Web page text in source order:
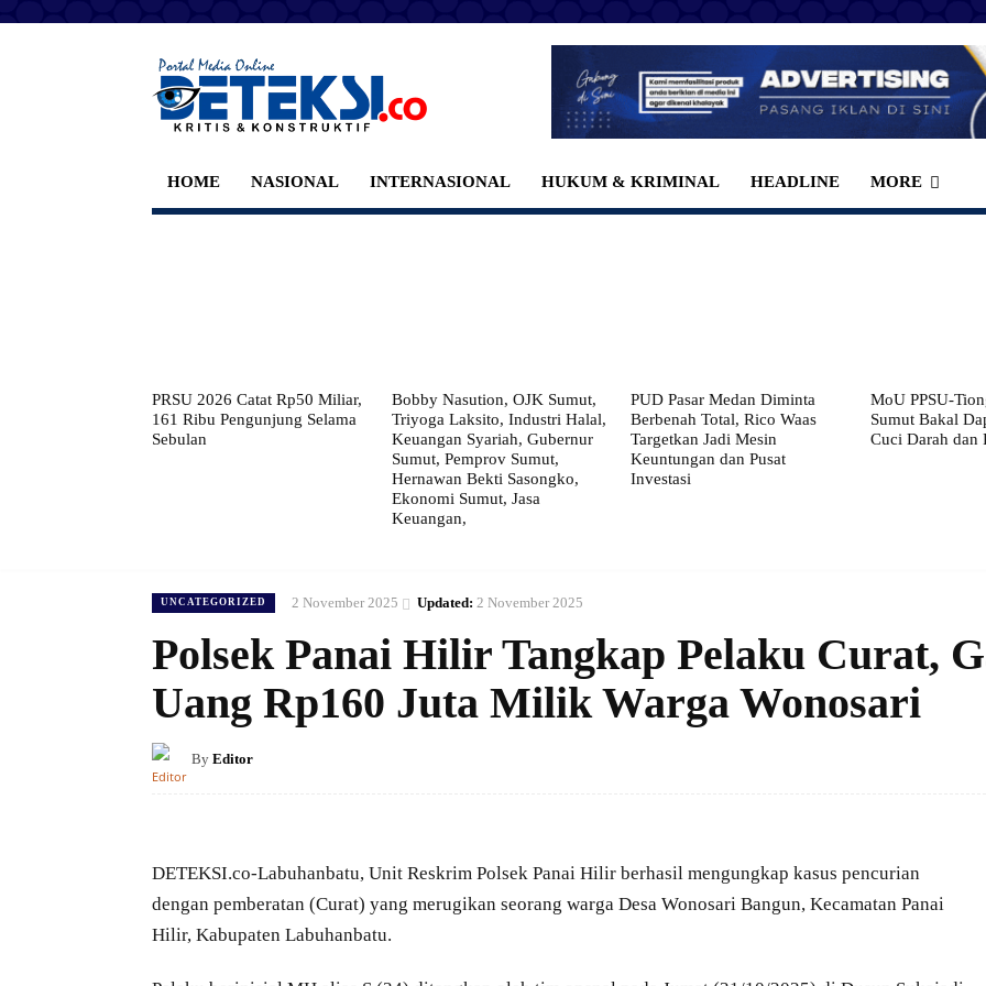
HOME NASIONAL INTERNASIONAL HUKUM & KRIMINAL HEADLINE MORE
PRSU 2026 Catat Rp50 Miliar,
161 Ribu Pengunjung Selama
Sebulan
Bobby Nasution, OJK Sumut,
Triyoga Laksito, Industri Halal,
Keuangan Syariah, Gubernur
Sumut, Pemprov Sumut,
Hernawan Bekti Sasongko,
Ekonomi Sumut, Jasa
Keuangan,
PUD Pasar Medan Diminta
Berbenah Total, Rico Waas
Targetkan Jadi Mesin
Keuntungan dan Pusat
Investasi
MoU PPSU-
Sumut Bakal
Cuci Darah dan
UNCATEGORIZED 2 November 2025 Updated: 2 November 2025
Polsek Panai Hilir Tangkap Pelaku Curat,
Uang Rp160 Juta Milik Warga Wonosari
By Editor
DETEKSI.co-Labuhanbatu, Unit Reskrim Polsek Panai Hilir berhasil mengungkap kasus pencurian
dengan pemberatan (Curat) yang merugikan seorang warga Desa Wonosari Bangun, Kecamatan Panai
Hilir, Kabupaten Labuhanbatu.